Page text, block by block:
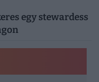
egy stewardess